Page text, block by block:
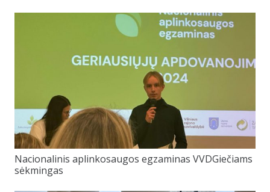
Nacionalinis aplinkosaugos egzaminas VVDGiečiams
sėkmingas